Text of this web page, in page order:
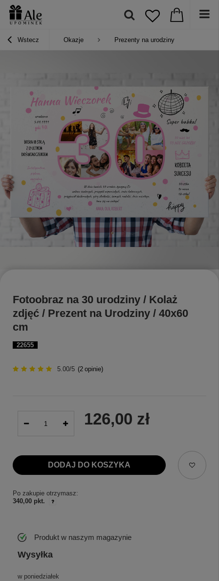
Wstecz Okazje Prezenty na urodziny
22655
Fotoobraz na 30 urodziny / Kolaż
zdjęć / Prezent na Urodziny / 40x60
cm
5.00/5 (2 opinie)
126,00 zł
DODAJ DO KOSZYKA
Po zakupie otrzymasz:
340,00 pkt.
Produkt w naszym magazynie
Wysyłka
w poniedziałek